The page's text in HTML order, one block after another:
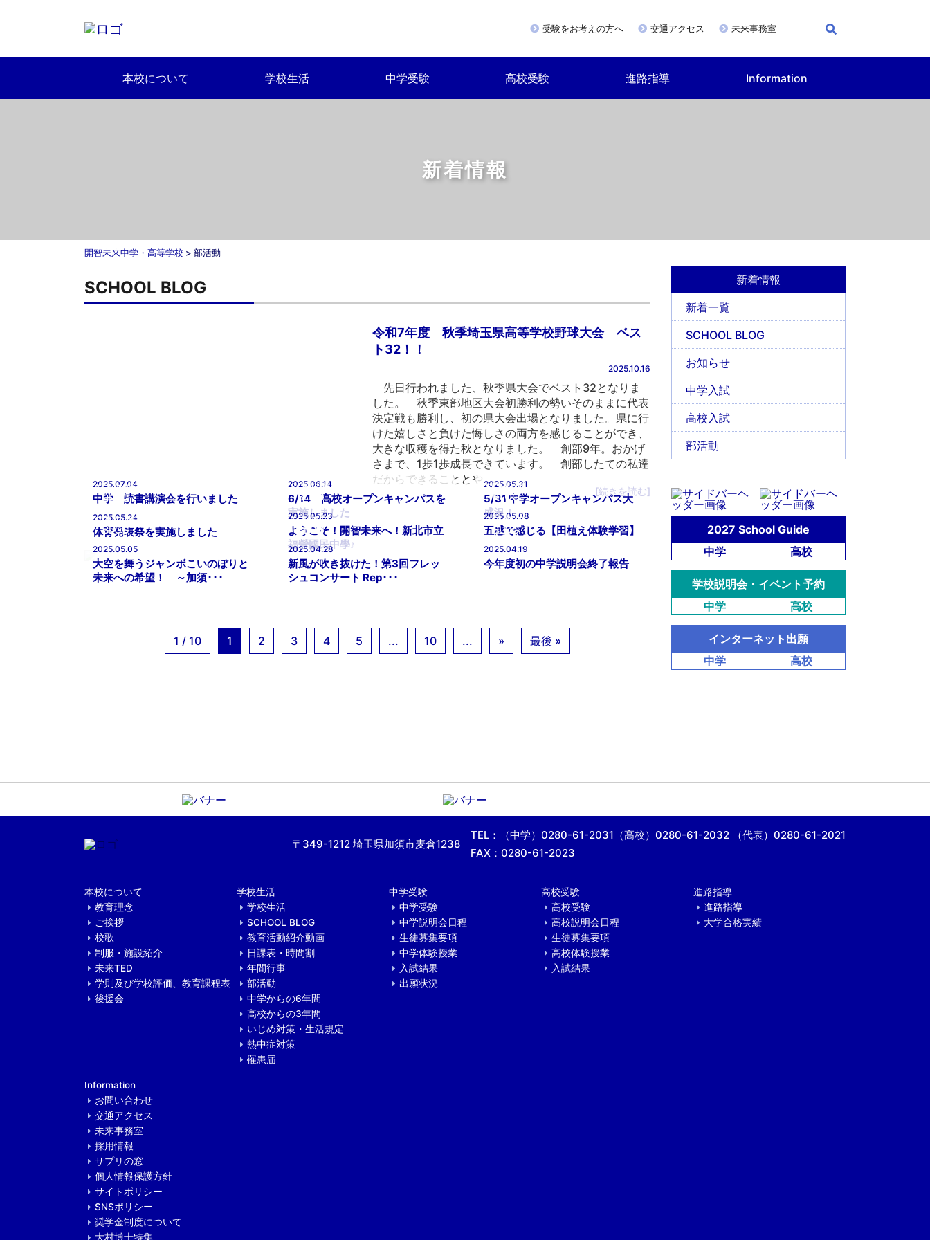
受験をお考えの方へ 交通アクセス 未来事務室
本校について 学校生活 中学受験 高校受験 進路指導 Information
新着情報
開智未来中学・高等学校 > 部活動
新着情報
新着一覧
SCHOOL BLOG
お知らせ
中学入試
高校入試
部活動
2027 School Guide
中学
高校
学校説明会・イベント予約
中学
高校
インターネット出願
中学
高校
SCHOOL BLOG
令和7年度 秋季埼玉県高等学校野球大会 ベス
ト32！！
2025.10.16
先日行われました、秋季県大会でベスト32となりま
した。 秋季東部地区大会初勝利の勢いそのままに代表
決定戦も勝利し、初の県大会出場となりました。県に行
けた嬉しさと負けた悔しさの両方を感じることができ、
大きな収穫を得た秋となりました。 創部9年。おかげ
さまで、1歩1歩成長できています。 創部したての私達
だからできることとや …
[続きを読む]
2025.07.04
中学 読書講演会を行いました
2025.06.14
6/14 高校オープンキャンパスを
実施しました
SCHOOL
BLOG
2025.05.31
5/31 中学オープンキャンパス大
盛況！
SCHOOL
BLOG
2025.05.24
体育発表祭を実施しました
SCHOOL
BLOG
2025.05.23
ようこそ！開智未来へ！新北市立
福營國民中學♪
SCHOOL
BLOG
2025.05.08
五感で感じる【田植え体験学習】
SCHOOL
BLOG
2025.05.05
大空を舞うジャンボこいのぼりと
未来への希望！ ～加須･･･
SCHOOL
BLOG
2025.04.28
新風が吹き抜けた！第3回フレッ
シュコンサート Rep･･･
SCHOOL
BLOG
2025.04.19
今年度初の中学説明会終了報告
1 / 10 1 2 3 4 5 ... 10 ... » 最後 »
〒349-1212 埼玉県加須市麦倉1238
TEL：（中学）0280-61-2031（高校）0280-61-2032 （代表）0280-61-2021
FAX：0280-61-2023
本校について
教育理念
ご挨拶
校歌
制服・施設紹介
未来TED
学則及び学校評価、教育課程表
後援会
学校生活
学校生活
SCHOOL BLOG
教育活動紹介動画
日課表・時間割
年間行事
部活動
中学からの6年間
高校からの3年間
いじめ対策・生活規定
熱中症対策
罹患届
中学受験
中学受験
中学説明会日程
生徒募集要項
中学体験授業
入試結果
出願状況
高校受験
高校受験
高校説明会日程
生徒募集要項
高校体験授業
入試結果
進路指導
進路指導
大学合格実績
Information
お問い合わせ
交通アクセス
未来事務室
採用情報
サプリの窓
個人情報保護方針
サイトポリシー
SNSポリシー
奨学金制度について
大村博士特集